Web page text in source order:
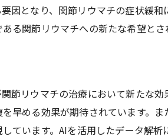
心理的効果
鍼灸治療を受ける際の注意点
体的な施術法
る鍼灸アプローチ
減の実例
因となり、関節リウマチの症状緩
る関節リウマチへの新たな希望とさ
節リウマチの治療において新たな
早める効果が期待されています。
ています。AIを活用したデータ解